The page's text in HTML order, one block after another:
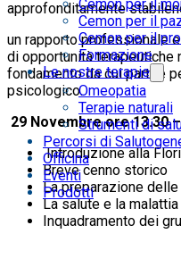
Cemon per il
Cemon per il
Cemon per il
Formazione
Le nostre terapie
Omeopatia
Terapie naturali
Strumenti di
Percorsi di
Officina
Eventi
Prodotti
approfonditamente
un rapporto professionale
di opportunità terapeutiche
fondamento da cui partire
psicologico.
29 Novembre ore 13.30
Introduzione alla
Breve cenno storico
La preparazione
La salute e la
Inquadramento dei